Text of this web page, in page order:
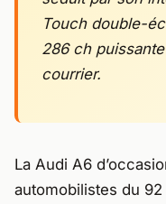
Touch double-
286 ch
courrier.
La Audi A6
automobilistes du